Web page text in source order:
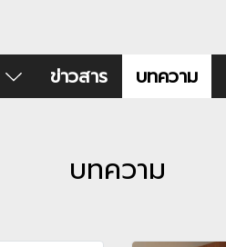
ข่าวสาร บทความ
บทความ